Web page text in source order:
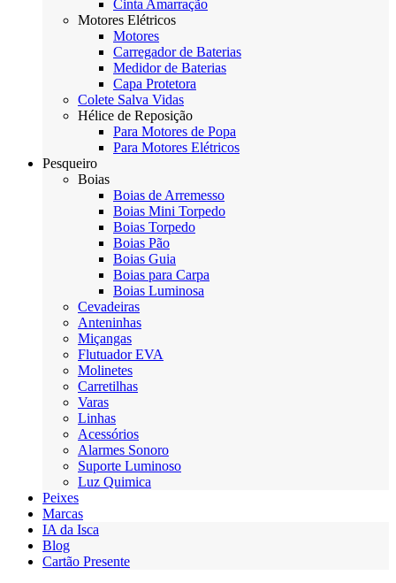
Cinta Amarração
Motores Elétricos
Motores
Carregador de Baterias
Medidor de Baterias
Capa Protetora
Colete Salva Vidas
Hélice de Reposição
Para Motores de Popa
Para Motores Elétricos
Pesqueiro
Boias
Boias de Arremesso
Boias Mini Torpedo
Boias Torpedo
Boias Pão
Boias Guia
Boias para Carpa
Boias Luminosa
Cevadeiras
Anteninhas
Miçangas
Flutuador EVA
Molinetes
Carretilhas
Varas
Linhas
Acessórios
Alarmes Sonoro
Suporte Luminoso
Luz Quimica
Peixes
Marcas
IA da Isca
Blog
Cartão Presente